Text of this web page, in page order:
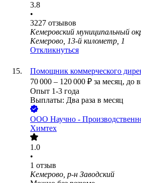
3.8
•
3227 отзывов
Кемеровский муниципальный
Кемерово, 13-й километр, 1
Откликнуться
Помощник коммерческого
70 000 – 120 000 ₽ за месяц, до
Опыт 1-3 года
Выплаты: Два раза в месяц
ООО Научно -
Химтех
1.0
•
1 отзыв
Кемерово, р-н Заводский